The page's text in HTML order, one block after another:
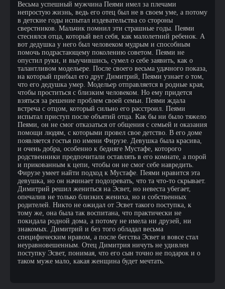
Весьма успешный мужчина Пеями имел за плечами
непростую жизнь, ведь его отец был не в своем уме, а потому
в детские годы испытал издевательства со стороны
сверстников. Мальчик помнил эти страшные годы. Пеями
стеснялся отца, который вел себя, как малолетний ребенок. А
вот дедушка у него был человеком мудрым и способным
помочь подрастающему поколению советом. Пеями не
опустил руки, и выучившись, сумел о себе заявить, как о
талантливом модельере. После своего весьма удачного показа,
на который прибыл его друг Димитрий, Пеями узнает о том,
что его дедушка умер. Модельер отправляется в родные края,
чтобы проститься с близким человеком. Но ему придется
взяться за решение проблем своей семьи. Пеями ждала
встреча с отцом, который сильно его расстроил. Пеями
испытал приступ после объятий отца. Как бы ни было тяжело
Пеями, он не смог отказаться от общения с семьей и оказания
помощи людям, с которыми провел свое детство. В его доме
появляется гостья по имени Фирузе. Девушка была красива,
и очень добра, особенно к бедняге Мустафе, которого
родственники предпочитали оставлять в его комнате, а порой
и прикованным к цепи, чтобы он не смог себе навредить.
Фирузе умеет найти подход к Мустафе. Пеями нравится эта
девушка, но он начинает подозревать, что та что-то скрывает.
Димитрий решил жениться на Эсвет, но невеста убегает,
опечалив не только близких жениха, но и собственных
родителей. Никто не ожидал от Эсвет такого поступка, к
тому же, она была так воспитана, что практически не
покидала родной дома, а потому не имела ни друзей, ни
знакомых. Димитрий и без того обладал весьма
специфическим нравом, а после бегства Эсвет и вовсе стал
неуравновешенным. Отец Димитрия ничуть не удивлен
поступку Эсвет, понимая, что его сын точно не подарок и о
таком муже мало, какая женщина будет мечтать.